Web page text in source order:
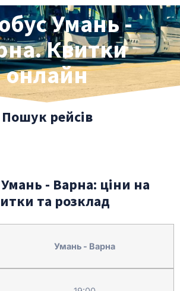
Умань -
Квитки
онлайн
Пошук рейсів
- Варна: ціни на
та розклад
Умань - Варна